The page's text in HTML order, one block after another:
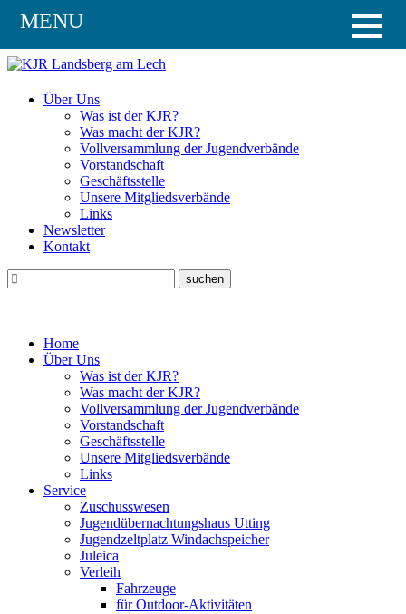
Über Uns
Was ist der KJR?
Was macht der KJR?
Vollversammlung der Jugendverbände
Vorstandschaft
Geschäftsstelle
Unsere Mitgliedsverbände
Links
Newsletter
Kontakt
Home
Über Uns
Was ist der KJR?
Was macht der KJR?
Vollversammlung der Jugendverbände
Vorstandschaft
Geschäftsstelle
Unsere Mitgliedsverbände
Links
Service
Zuschusswesen
Jugendübernachtungshaus Utting
Jugendzeltplatz Windachspeicher
Juleica
Verleih
Fahrzeuge
für Outdoor-Aktivitäten
MENU